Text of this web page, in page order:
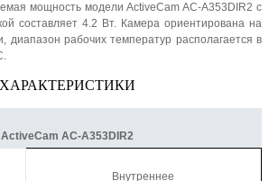
мощность модели ActiveCam AC-A353DIR2 с
составляет 4.2 Вт. Камера ориентирована на
диапазон рабочих температур располагается в
ХАРАКТЕРИСТИКИ
ActiveCam AC-A353DIR2
Внутреннее